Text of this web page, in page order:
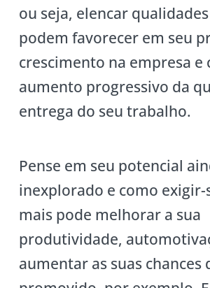
ou seja, elencar
podem favorecer em seu
crescimento na empresa e
aumento progressivo da
entrega do seu trabalho.
Pense em seu potencial
inexplorado e como exigir-
mais pode melhorar a sua
produtividade,
aumentar as suas chances